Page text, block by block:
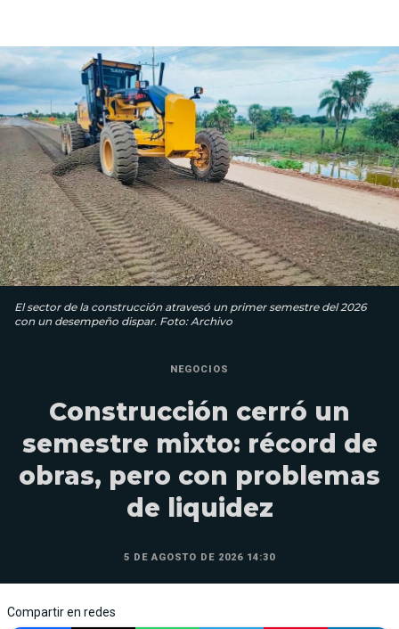
El sector de la construcción atravesó un primer semestre del 2026
con un desempeño dispar. Foto: Archivo
NEGOCIOS
Construcción cerró un
semestre mixto: récord de
obras, pero con problemas
de liquidez
5 DE AGOSTO DE 2026 14:30
Compartir en redes